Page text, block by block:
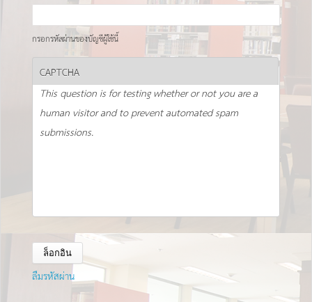
กรอกรหัสผ่านของบัญชีผู้ใช้นี้
CAPTCHA
This question is for testing whether or not you are a
human visitor and to prevent automated spam
submissions.
ลืมรหัสผ่าน